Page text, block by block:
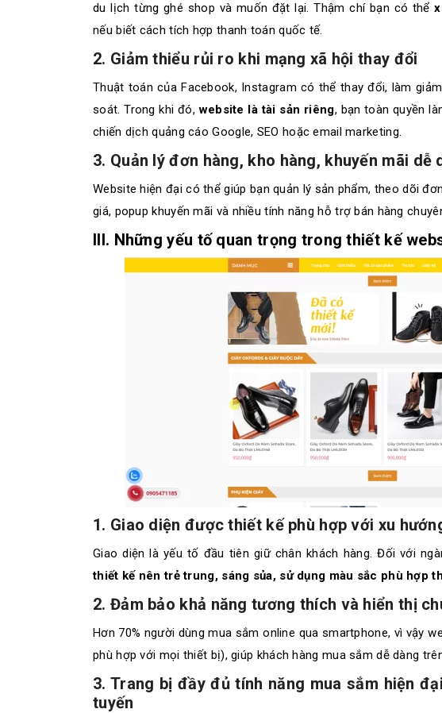
du lịch từng ghé shop và muốn đặt lại. Thậm chí bạn có thể
nếu biết cách tích hợp thanh toán quốc tế.
2. Giảm thiểu rủi ro khi mạng xã hội thay đổi​
Thuật toán của Facebook, Instagram có thể thay đổi, làm
soát. Trong khi đó,website là tài sản riêng, bạn toàn quyền
chiến dịch quảng cáo Google, SEO hoặc email marketing.
3. Quản lý đơn hàng, kho hàng, khuyến mãi dễ
Website hiện đại có thể giúp bạn quản lý sản phẩm, theo dõi
giá, popup khuyến mãi và nhiều tính năng hỗ trợ bán hàng
III. Những yếu tố quan trọng trong thiết kế
1. Giao diện được thiết kế phù hợp với xu
Giao diện là yếu tố đầu tiên giữ chân khách hàng. Đối với
thiết kế nên trẻ trung, sáng sủa, sử dụng màu sắc phù hợp
2. Đảm bảo khả năng tương thích và hiển thị
Hơn 70% người dùng mua sắm online qua smartphone, vì vậy
phù hợp với mọi thiết bị), giúp khách hàng mua sắm dễ dàng
3. Trang bị đầy đủ tính năng mua sắm hiện
tuyến